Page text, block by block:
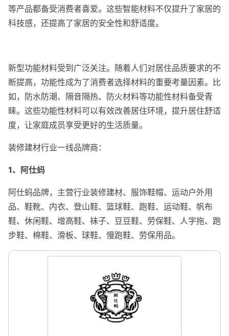
等产品都备受消费者喜爱。这些智能材料不仅提升了家居的
科技感，还提高了家居的安全性和舒适度。
新型功能材料受到广泛关注。随着人们对居住品质要求的不
断提高，功能性成为了消费者选择材料的重要考量因素。比
如，防水防潮、隔音隔热、防火材料等功能性材料备受青
睐。这些功能性材料可以有效改善居住环境，提升居住舒适
度，让家庭成员享受更好的生活质量。
装修建材行业一线品牌商：
1、阿仕蚂
阿仕蚂品牌，主营行业装修建材、服饰鞋帽、运动户外用
品、鞋靴、内衣、登山鞋、篮球鞋、跑鞋、运动鞋、帆布
鞋、休闲鞋、增高鞋、袜子、豆豆鞋、劳保鞋、人字拖、跑
步鞋、棉鞋、滑板、球鞋、慢跑鞋、劳保用品。